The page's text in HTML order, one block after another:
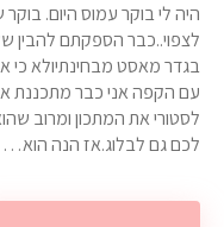
היה לי בוקר עמוס היום.
לצפוי..כבר הספקתם להבין
בגדר מאסט מבחינתיולא כי
עם הקפה אני כבר מתכננת
לסטורי את המתכון ומרוב
לכם גם לבלוג.אז הנה הוא…